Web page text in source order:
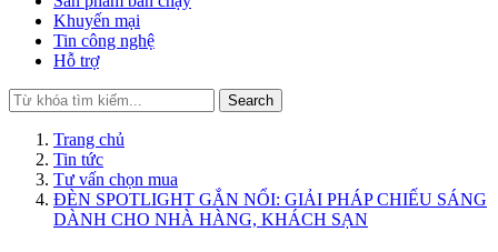
Khuyến mại
Tin công nghệ
Hỗ trợ
Search
Trang chủ
Tin tức
Tư vấn chọn mua
ĐÈN SPOTLIGHT GẮN NỔI: GIẢI PHÁP CHIẾU SÁNG
DÀNH CHO NHÀ HÀNG, KHÁCH SẠN